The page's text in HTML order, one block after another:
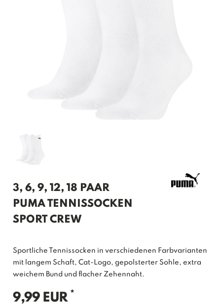
3, 6, 9, 12, 18 PAAR
PUMA TENNISSOCKEN
SPORT CREW
Sportliche Tennissocken in verschiedenen Farbvarianten
mit langem Schaft, Cat-Logo, gepolsterter Sohle, extra
weichem Bund und flacher Zehennaht.
9,99 EUR *